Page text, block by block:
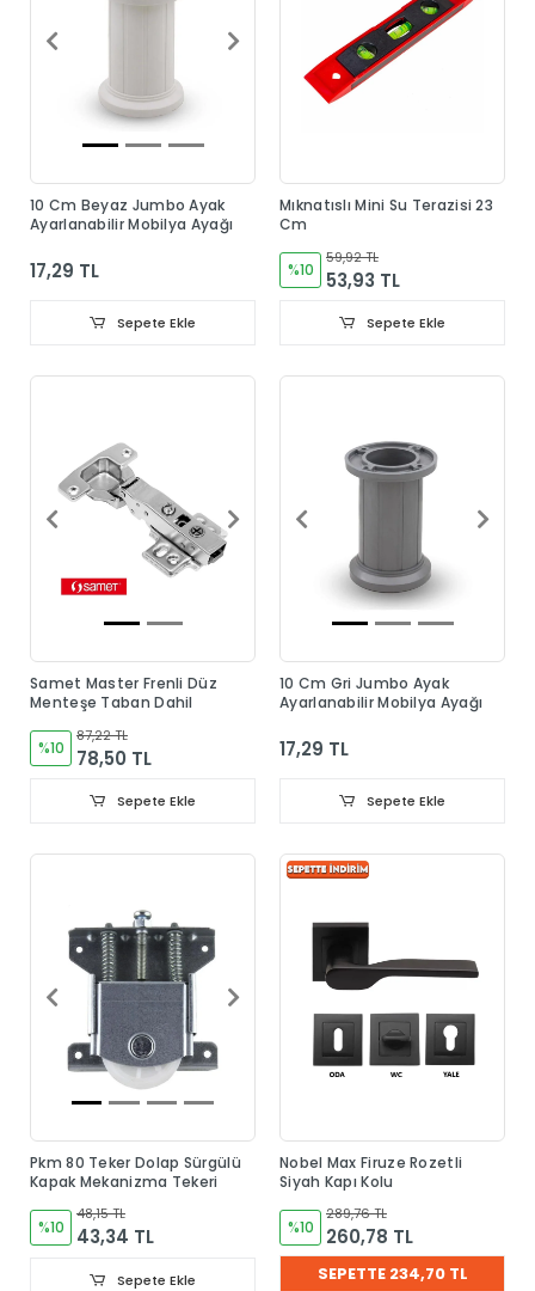
10 Cm Beyaz Jumbo Ayak
Ayarlanabilir Mobilya Ayağı
17,29 TL
Sepete Ekle
Mıknatıslı Mini Su Terazisi 23
Cm
%10
59,92 TL
53,93 TL
Sepete Ekle
Samet Master Frenli Düz
Menteşe Taban Dahil
%10
87,22 TL
78,50 TL
Sepete Ekle
10 Cm Gri Jumbo Ayak
Ayarlanabilir Mobilya Ayağı
17,29 TL
Sepete Ekle
Pkm 80 Teker Dolap Sürgülü
Kapak Mekanizma Tekeri
%10
48,15 TL
43,34 TL
Sepete Ekle
Nobel Max Firuze Rozetli
Siyah Kapı Kolu
%10
289,76 TL
260,78 TL
SEPETTE 234,70 TL